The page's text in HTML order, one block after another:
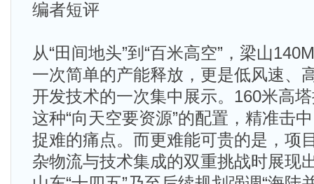
编者短评
从“田间地头”到“百米高空”，梁山
一次简单的产能释放，更是低风速、
开发技术的一次集中展示。160米高
这种“向天空要资源”的配置，精准击
捉难的痛点。而更难能可贵的是，项
杂物流与技术集成的双重挑战时展现